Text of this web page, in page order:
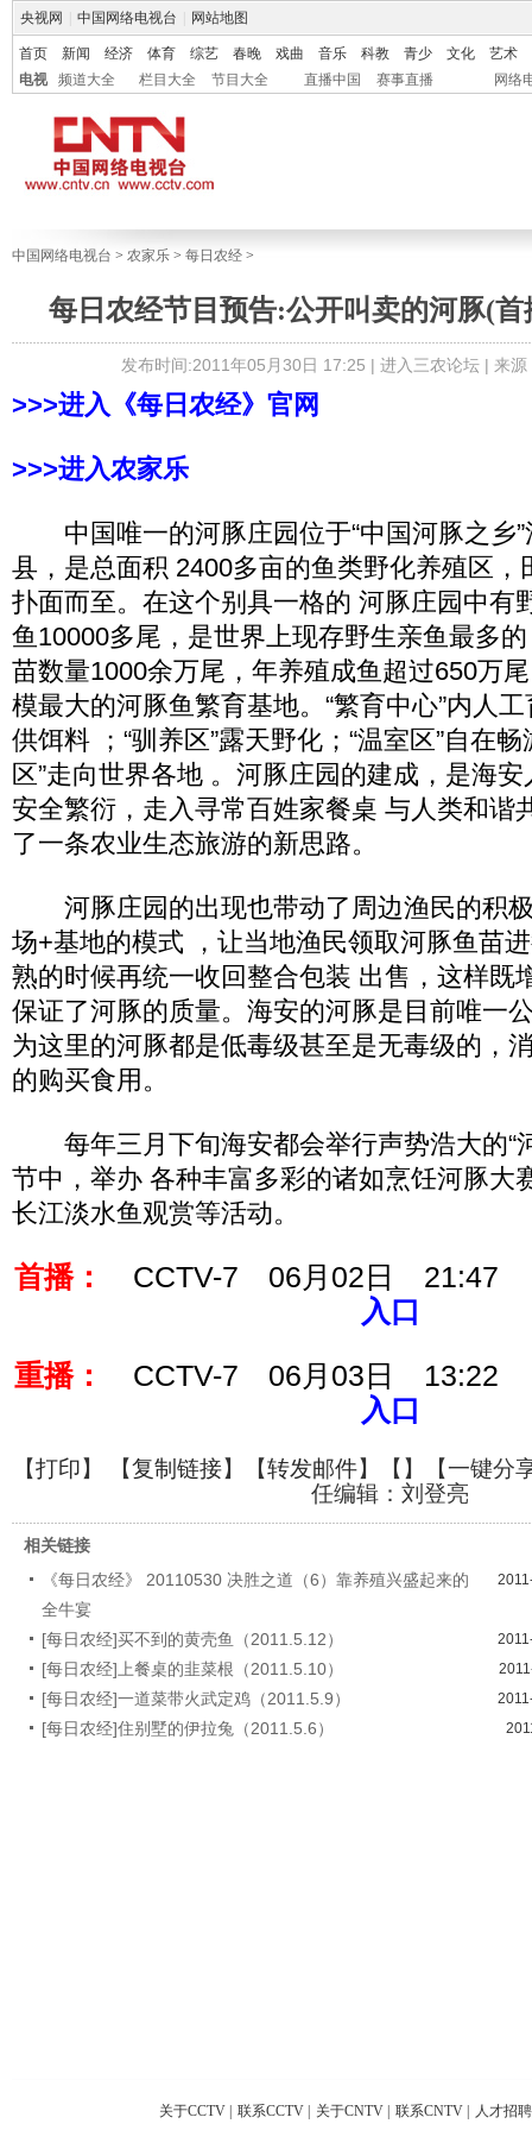
央视网 中国网络电视台 网站地图
首页 新闻 经济 体育 综艺 春晚 戏曲 音乐 科教 青少 文化
艺术
电视
频道大全 栏目大全 节目大全 直播中国 赛事直播 网络
中国网络电视台 > 农家乐 > 每日农经 >
每日农经节目预告:公开叫卖的河豚(首
发布时间:2011年05月30日 17:25 | 进入三农论坛| 来源
>>>进入《每日农经》官网
>>>进入农家乐
中国唯一的河豚庄园位于“中国河豚之乡”
县，是总面积 2400多亩的鱼类野化养殖区，
扑面而至。在这个别具一格的 河豚庄园中有
鱼10000多尾，是世界上现存野生亲鱼最多
苗数量1000余万尾，年养殖成鱼超过650万
模最大的河豚鱼繁育基地。“繁育中心”内人工
供饵料 ；“驯养区”露天野化；“温室区”自在
区”走向世界各地 。河豚庄园的建成，是海
安全繁衍，走入寻常百姓家餐桌 与人类和谐
了一条农业生态旅游的新思路。
河豚庄园的出现也带动了周边渔民的积
场+基地的模式 ，让当地渔民领取河豚鱼苗
熟的时候再统一收回整合包装 出售，这样既
保证了河豚的质量。海安的河豚是目前唯一
为这里的河豚都是低毒级甚至是无毒级的，
的购买食用。
每年三月下旬海安都会举行声势浩大的“
节中，举办 各种丰富多彩的诸如烹饪河豚大
长江淡水鱼观赏等活动。
首播：
CCTV-7 06月02日 21:47
入口
重播：
CCTV-7 06月03日 13:22
入口
【打印】 【复制链接】【转发邮件】【 】
【一键分
任编辑：刘登亮
相关链接
《每日农经》 20110530 决胜之道（6）靠养殖兴盛起来的
全牛宴
[每日农经]买不到的黄壳鱼（2011.5.12）
[每日农经]上餐桌的韭菜根（2011.5.10）
[每日农经]一道菜带火武定鸡（2011.5.9）
[每日农经]住别墅的伊拉兔（2011.5.6）
关于CCTV 联系CCTV 关于CNTV 联系CNTV 人才招聘